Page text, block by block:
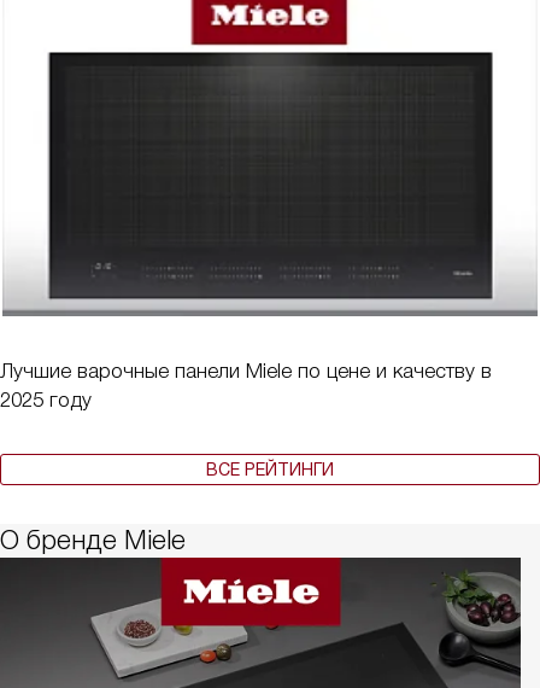
Лучшие варочные панели Miele по цене и качеству в
2025 году
ВСЕ РЕЙТИНГИ
О бренде Miele